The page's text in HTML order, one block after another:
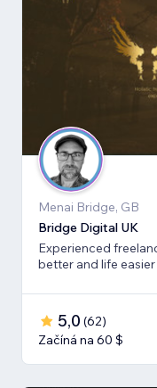
Menai Bridge, GB
Bridge Digital UK
Experienced
better and life easier
5,0 (62)
Začíná na 60 $